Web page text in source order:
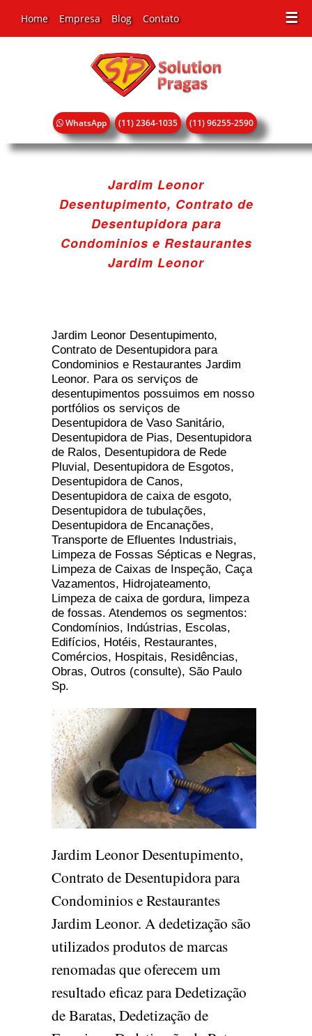
☰
Home Empresa Blog Contato
WhatsApp (11) 2364-1035 (11) 96255-2590
Jardim Leonor
Desentupimento, Contrato de
Desentupidora para
Condominios e Restaurantes
Jardim Leonor
Jardim Leonor Desentupimento,
Contrato de Desentupidora para
Condominios e Restaurantes Jardim
Leonor. Para os serviços de
desentupimentos possuimos em nosso
portfólios os serviços de
Desentupidora de Vaso Sanitário,
Desentupidora de Pias, Desentupidora
de Ralos, Desentupidora de Rede
Pluvial, Desentupidora de Esgotos,
Desentupidora de Canos,
Desentupidora de caixa de esgoto,
Desentupidora de tubulações,
Desentupidora de Encanações,
Transporte de Efluentes Industriais,
Limpeza de Fossas Sépticas e Negras,
Limpeza de Caixas de Inspeção, Caça
Vazamentos, Hidrojateamento,
Limpeza de caixa de gordura, limpeza
de fossas. Atendemos os segmentos:
Condomínios, Indústrias, Escolas,
Edifícios, Hotéis, Restaurantes,
Comércios, Hospitais, Residências,
Obras, Outros (consulte), São Paulo
Sp.
Jardim Leonor Desentupimento,
Contrato de Desentupidora para
Condominios e Restaurantes
Jardim Leonor. A dedetização são
utilizados produtos de marcas
renomadas que oferecem um
resultado eficaz para Dedetização
de Baratas, Dedetização de